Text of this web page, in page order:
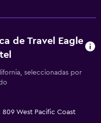
de Travel Eagle
seleccionadas por
West Pacific Coast